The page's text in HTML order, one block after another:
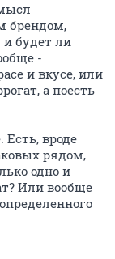
брендом,
будет ли
-
и вкусе, или
а поесть
Есть, вроде
рядом,
одно и
Или вообще